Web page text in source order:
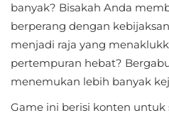
Role
Playing
Sandbox
Shooting
banyak? Bisakah Anda
berperang dengan
menjadi raja yang
pertempuran hebat?
menemukan lebih banyak
Game ini berisi konten